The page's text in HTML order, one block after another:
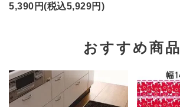
5,390円(税込5,929円)
おすすめ商品